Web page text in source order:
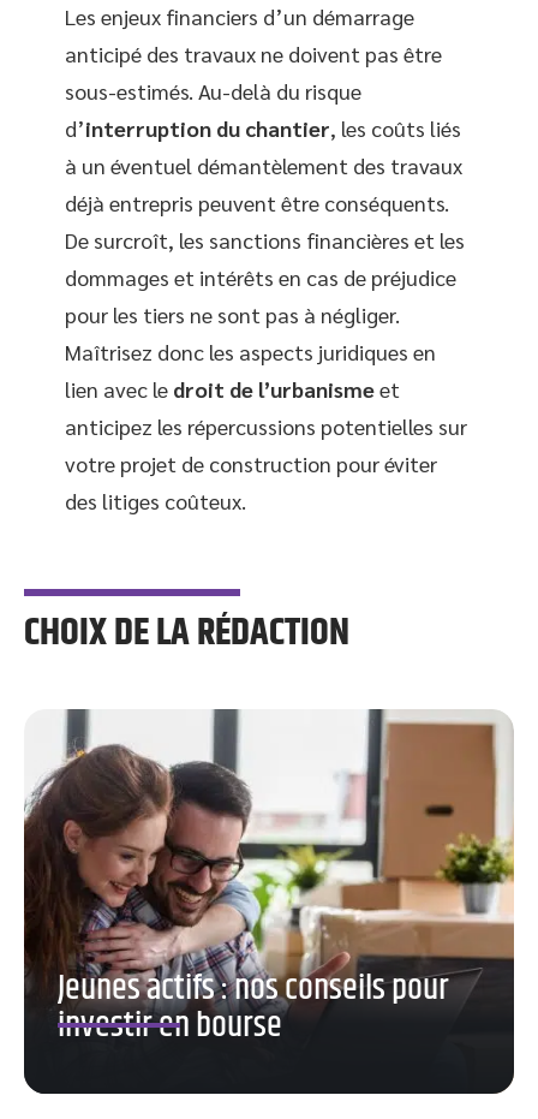
Les enjeux financiers d’un démarrage
anticipé des travaux ne doivent pas être
sous-estimés. Au-delà du risque
d’interruption du chantier, les coûts liés
à un éventuel démantèlement des travaux
déjà entrepris peuvent être conséquents.
De surcroît, les sanctions financières et les
dommages et intérêts en cas de préjudice
pour les tiers ne sont pas à négliger.
Maîtrisez donc les aspects juridiques en
lien avec le droit de l’urbanismeet
anticipez les répercussions potentielles sur
votre projet de construction pour éviter
des litiges coûteux.
CHOIX DE LA RÉDACTION
Jeunes actifs : nos conseils pour
investir en bourse